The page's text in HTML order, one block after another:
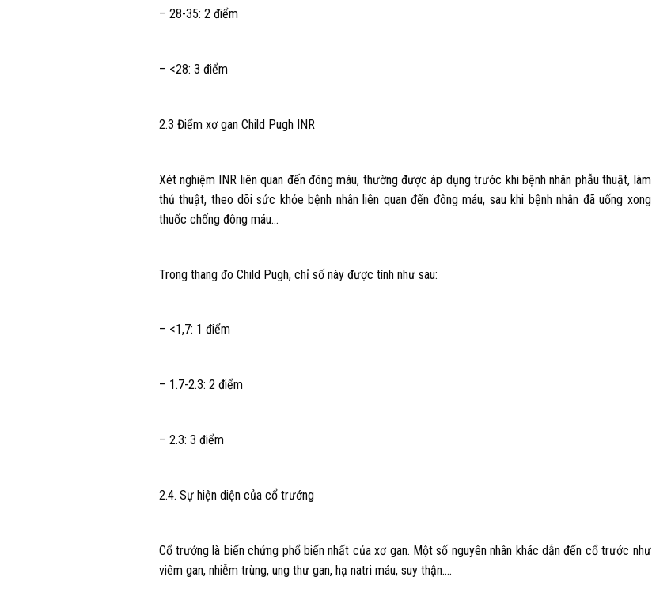
– 28-35: 2 điểm
– <28: 3 điểm
2.3 Điểm xơ gan Child Pugh INR
Xét nghiệm INR liên quan đến đông máu, thường được áp dụng trước khi bệnh nhân phẫu thuật, làm
thủ thuật, theo dõi sức khỏe bệnh nhân liên quan đến đông máu, sau khi bệnh nhân đã uống xong
thuốc chống đông máu…
Trong thang đo Child Pugh, chỉ số này được tính như sau:
– <1,7: 1 điểm
– 1.7-2.3: 2 điểm
– 2.3: 3 điểm
2.4. Sự hiện diện của cổ trướng
Cổ trướng là biến chứng phổ biến nhất của xơ gan. Một số nguyên nhân khác dẫn đến cổ trước như
viêm gan, nhiễm trùng, ung thư gan, hạ natri máu, suy thận….